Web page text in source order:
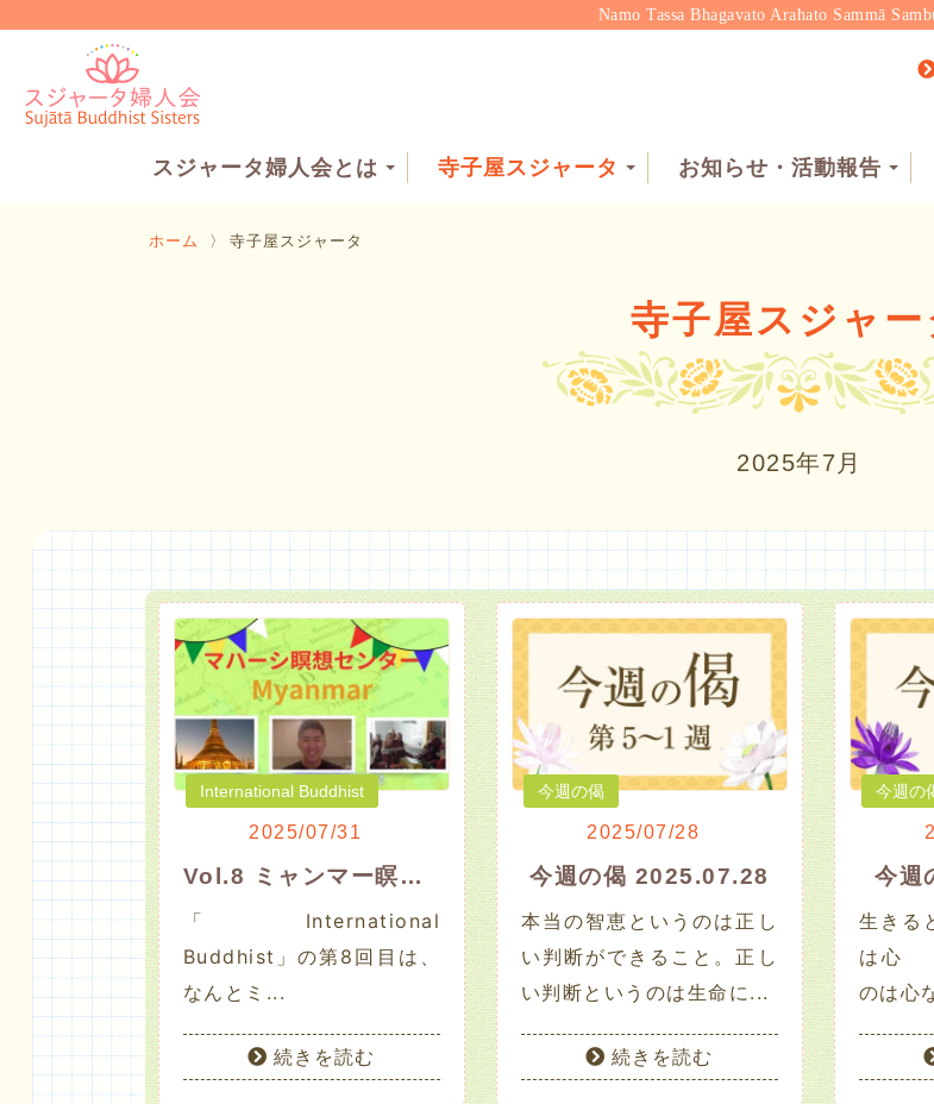
Namo Tassa Bhagavato Arahato Sammā
スジャータ婦人会とは 寺子屋スジャータ お知らせ・活動報告
ホーム 〉 寺子屋スジャータ
寺子屋スジャー
2025年7月
International Buddhist
2025/07/31
Vol.8 ミャンマー瞑想センター
「International
Buddhist」の第8回目は、
なんとミ...
続きを読む
今週の偈
2025/07/28
今週の偈 2025.07.28
本当の智恵というのは正し
い判断ができること。正し
い判断というのは生命に...
続きを読む
今週の
今週
生きる
は心
のは心